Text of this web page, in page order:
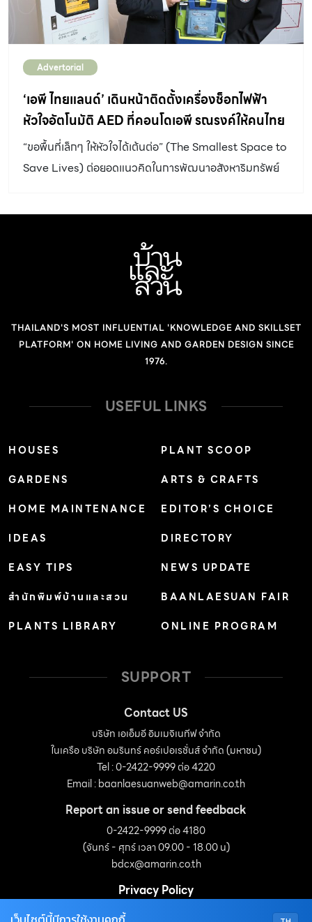
พร้อม อุปกรณ์พร้อม ไปลุยกันได้เลย เครื่องมือและอุปกรณ์
ติดตั้ง โคมไฟโซลาร์เซลล์ ชุดโคมไฟหรือสปอร์ตไลท์ โซลาร์
ไฟฟ้าหรือสว่านไร้สาย ค้อน ไขควง ประแจเลื่อน บันได คัต
เตอร์ เทปพันสายไฟ ขั้นตอนติดตั้ง โคมไฟโซลาร์เซลล์ 1. นำชุด
โคมไฟโซลาร์เซลล์ที่บรรจุภายในกล่องออกมา ซึ่งประกอบไป
ด้วย แผงโซลาร์เซลล์ โคมไฟ รีโมทคอนโทรล และอุปกรณ์เสริม
ต่างๆที่ใช้ในการติดตั้ง จากนั้น ประกอบขาตั้งเข้ากับแผงโซ
ลาร์เซลล์ ให้แน่น 2. นำแผงโซลาร์เซลล์ที่ประกอบเสร็จแล้วไป
Advertorial
‘เอพี ไทยแลนด์’ เดินหน้าติดตั้งเครื่องช็อกไฟฟ้า
หัวใจอัตโนมัติ AED ที่คอนโดเอพี รณรงค์ให้คนไทย
ตระหนักและพร้อมรับมือ ‘ภาวะหัวใจหยุดเต้น
เฉียบพลัน’ มหันตภัยเงียบคร่าชีวิต
“ขอพื้นที่เล็กๆ ให้หัวใจได้เต้นต่อ” (The Smallest Space to
Save Lives) ต่อยอดแนวคิดในการพัฒนาอสังหาริมทรัพย์
พีและสังคมวงกว้าง
THAILAND'S MOST INFLUENTIAL 'KNOWLEDGE AND SKILLSET
PLATFORM' ON HOME LIVING AND GARDEN DESIGN SINCE
1976.
USEFUL LINKS
HOUSES
GARDENS
HOME MAINTENANCE
IDEAS
EASY TIPS
สำนักพิมพ์บ้านและสวน
PLANTS LIBRARY
PLANT SCOOP
ARTS & CRAFTS
EDITOR’S CHOICE
DIRECTORY
NEWS UPDATE
BAANLAESUAN FAIR
ONLINE PROGRAM
SUPPORT
Contact US
บริษัท เอเอ็มอี อิมเมจิเนทีฟ จำกัด
ในเครือ บริษัท อมรินทร์ คอร์เปอเรชั่นส์ จำกัด (มหาชน)
Tel : 0-2422-9999 ต่อ 4220
Email :baanlaesuanweb@amarin.co.th
Report an issue or send feedback
0-2422-9999 ต่อ 4180
(จันทร์ - ศุกร์ เวลา 09.00 - 18.00 น)
bdcx@amarin.co.th
Privacy Policy